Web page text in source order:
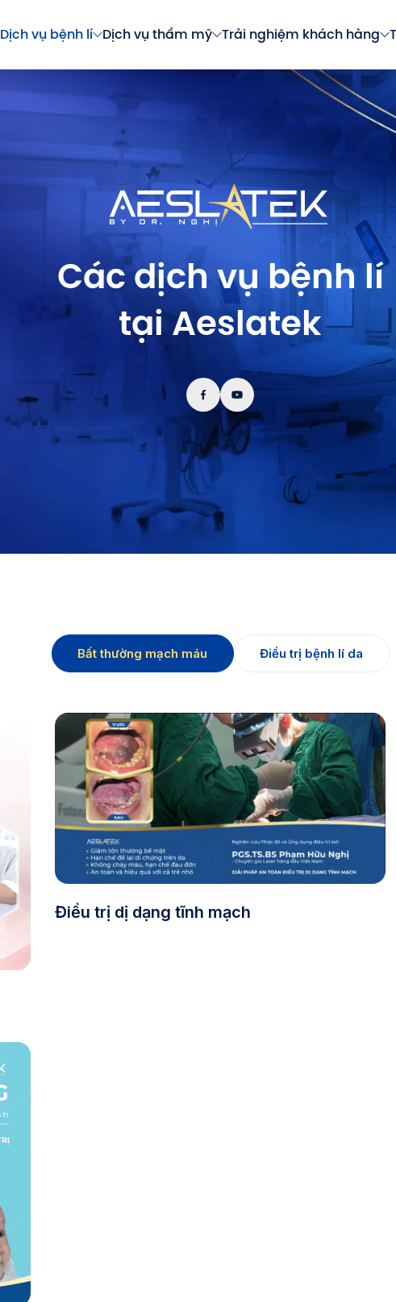
Dịch vụ bệnh lí Dịch vụ thẩm mỹ Trải nghiệm khách hàng
Các dịch vụ bệnh lí
tại Aeslatek
Bất thường mạch máu Điều trị bệnh lí da
Điều trị dị dạng tĩnh mạch